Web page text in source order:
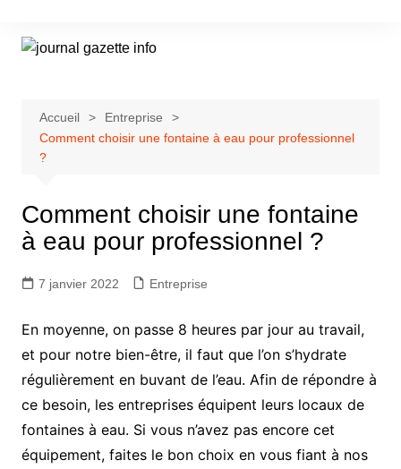
contenu
Accueil
Entreprise
Comment choisir une fontaine à eau pour professionnel
?
Comment choisir une fontaine
à eau pour professionnel ?
7 janvier 2022 Entreprise
En moyenne, on passe 8 heures par jour au travail,
et pour notre bien-être, il faut que l’on s’hydrate
régulièrement en buvant de l’eau. Afin de répondre à
ce besoin, les entreprises équipent leurs locaux de
fontaines à eau. Si vous n’avez pas encore cet
équipement, faites le bon choix en vous fiant à nos